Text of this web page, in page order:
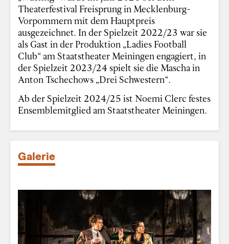
Theaterfestival Freisprung in Mecklenburg-
Vorpommern mit dem Hauptpreis
ausgezeichnet. In der Spielzeit 2022/23 war sie
als Gast in der Produktion „Ladies Football
Club“ am Staatstheater Meiningen engagiert, in
der Spielzeit 2023/24 spielt sie die Mascha in
Anton Tschechows „Drei Schwestern“.
Ab der Spielzeit 2024/25 ist Noemi Clerc festes
Ensemblemitglied am Staatstheater Meiningen.
Galerie